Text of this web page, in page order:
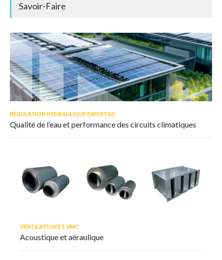
Savoir-Faire
RÉGULATION HYDRAULIQUE EXPERTISE
Qualité de l’eau et performance des circuits climatiques
VENTILATION ET VMC
Acoustique et aéraulique